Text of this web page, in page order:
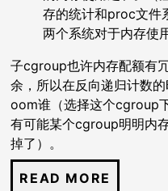
存的统计和proc文件
两个系统对于内存使
子cgroup也许内存配额有
余，所以在反向递归计数
oom谁（选择这个cgroup
有可能某个cgroup明明内
掉了）。